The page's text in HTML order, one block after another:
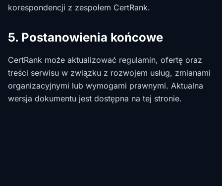
korespondencji z zespołem CertRank.
5. Postanowienia końcowe
CertRank może aktualizować regulamin, ofertę oraz
treści serwisu w związku z rozwojem usług, zmianami
organizacyjnymi lub wymogami prawnymi. Aktualna
wersja dokumentu jest dostępna na tej stronie.